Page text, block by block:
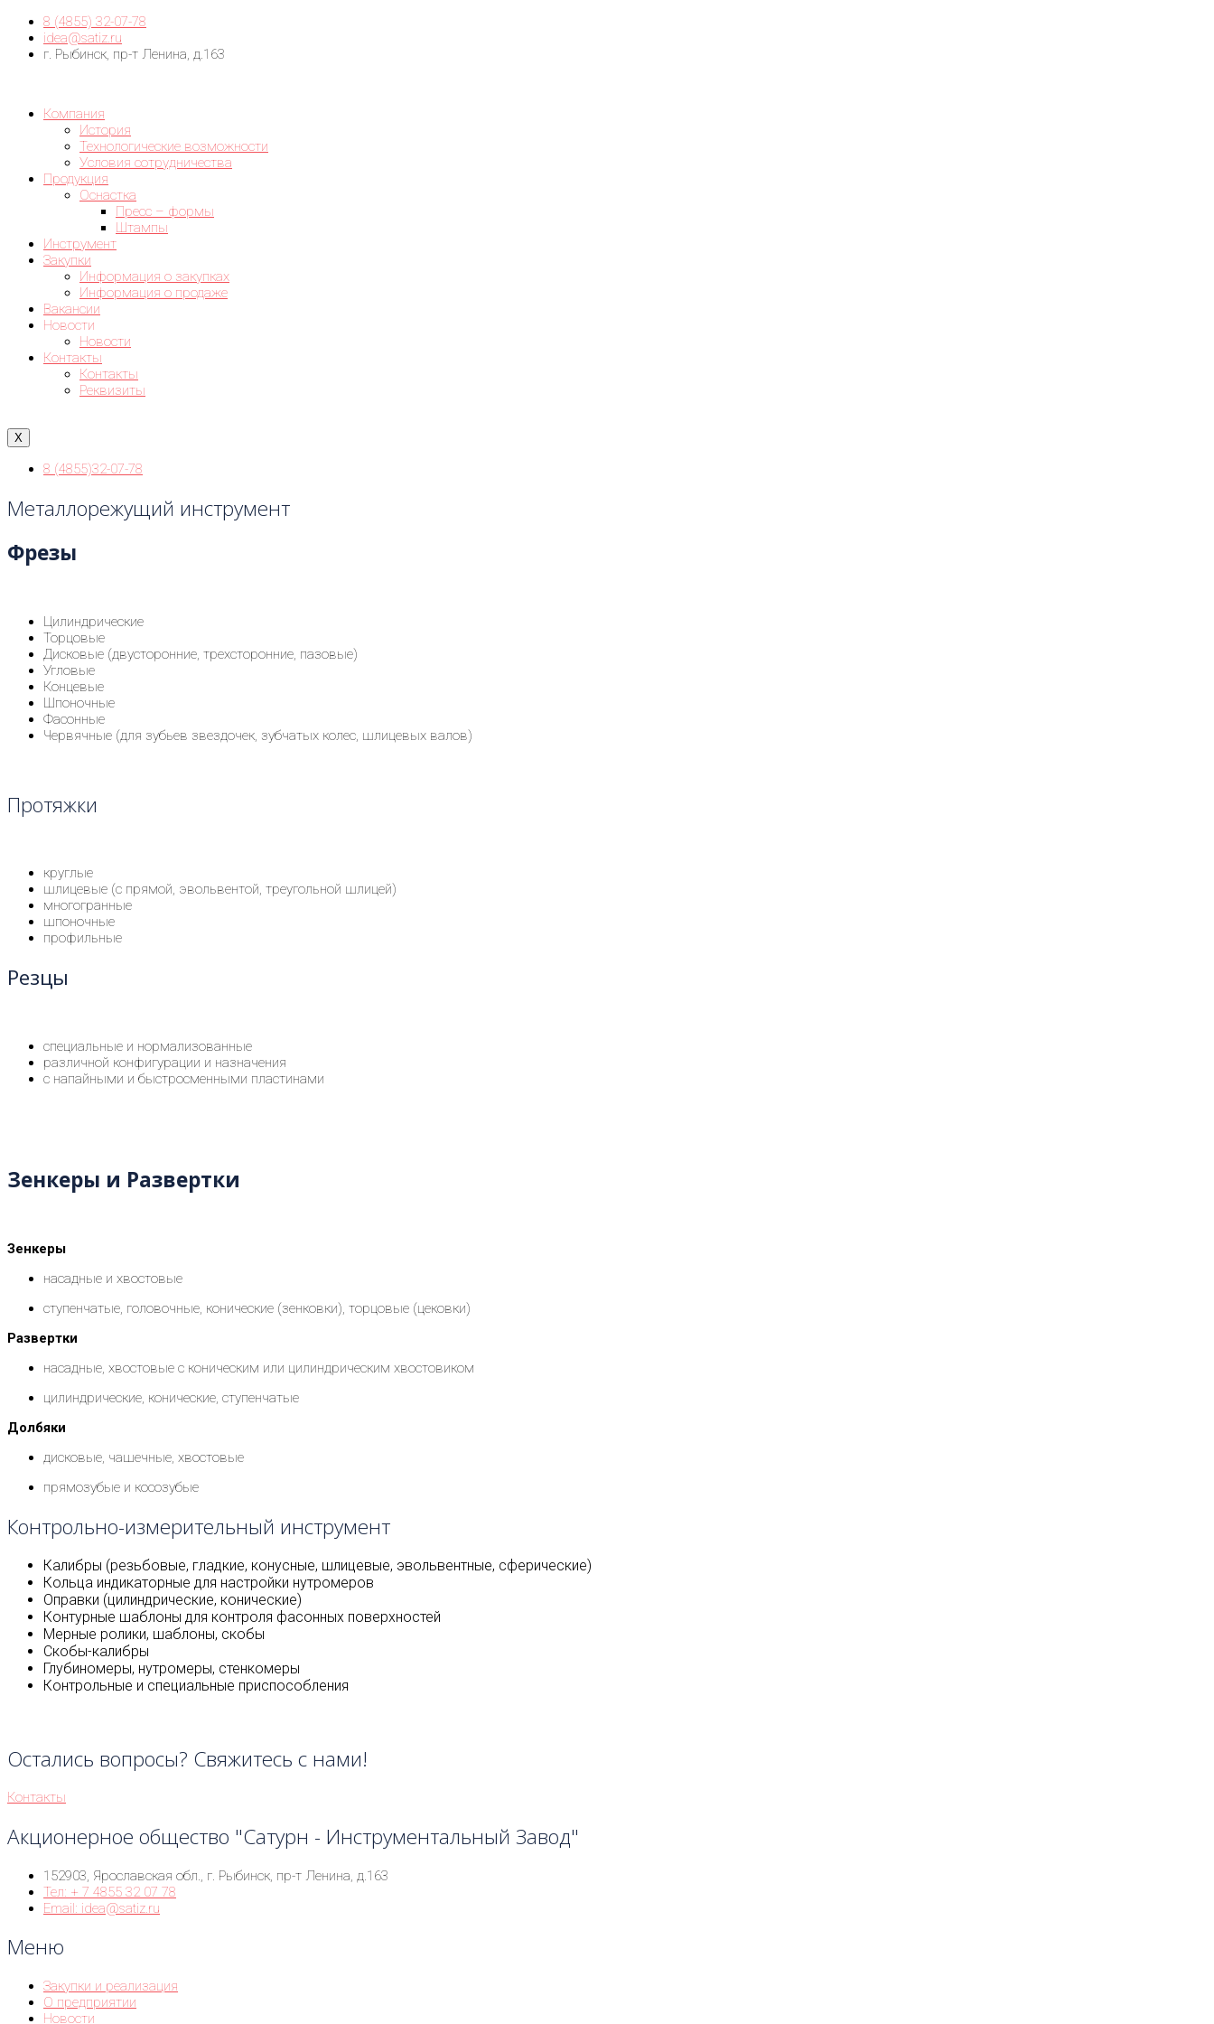
8 (4855) 32-07-78
idea@satiz.ru
г. Рыбинск, пр-т Ленина, д.163
Компания
История
Технологические возможности
Условия сотрудничества
Продукция
Оснастка
Пресс – формы
Штампы
Инструмент
Закупки
Информация о закупках
Информация о продаже
Вакансии
Новости
Новости
Контакты
Контакты
Реквизиты
X
8 (4855)32-07-78
Металлорежущий инструмент
Фрезы
Цилиндрические
Торцовые
Дисковые (двусторонние, трехсторонние, пазовые)
Угловые
Концевые
Шпоночные
Фасонные
Червячные (для зубьев звездочек, зубчатых колес, шлицевых валов)
Протяжки
круглые
шлицевые (с прямой, эвольвентой, треугольной шлицей)
многогранные
шпоночные
профильные
Резцы
специальные и нормализованные
различной конфигурации и назначения
с напайными и быстросменными пластинами
Зенкеры и Развертки
Зенкеры
насадные и хвостовые
ступенчатые, головочные, конические (зенковки), торцовые (цековки)
Развертки
насадные, хвостовые с коническим или цилиндрическим хвостовиком
цилиндрические, конические, ступенчатые
Долбяки
дисковые, чашечные, хвостовые
прямозубые и косозубые
Контрольно-измерительный инструмент
Калибры (резьбовые, гладкие, конусные, шлицевые, эвольвентные, сферические)
Кольца индикаторные для настройки нутромеров
Оправки (цилиндрические, конические)
Контурные шаблоны для контроля фасонных поверхностей
Мерные ролики, шаблоны, скобы
Скобы-калибры
Глубиномеры, нутромеры, стенкомеры
Контрольные и специальные приспособления
Остались вопросы? Свяжитесь с нами!
Контакты
Акционерное общество "Сатурн - Инструментальный Завод"
152903, Ярославская обл., г. Рыбинск, пр-т Ленина, д.163
Тел: + 7 4855 32 07 78
Email: idea@satiz.ru
Меню
Закупки и реализация
О предприятии
Новости